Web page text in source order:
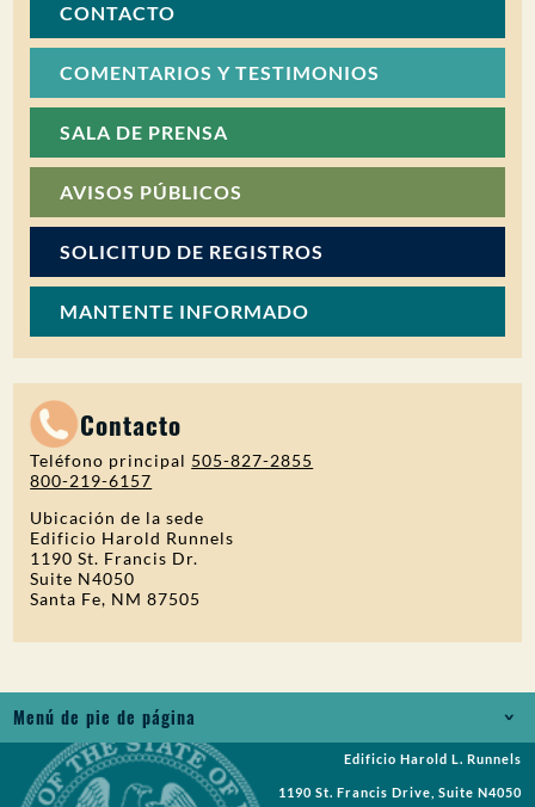
CONTACTO
COMENTARIOS Y TESTIMONIOS
SALA DE PRENSA
AVISOS PÚBLICOS
SOLICITUD DE REGISTROS
MANTENTE INFORMADO
Contacto
Teléfono principal 505-827-2855
800-219-6157
Ubicación de la sede
Edificio Harold Runnels
1190 St. Francis Dr.
Suite N4050
Santa Fe, NM 87505
Menú de pie de página
Empleos
Edificio Harold L. Runnels
1190 St. Francis Drive, Suite N4050